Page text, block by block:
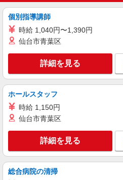
個別指導講師
時給 1,040円〜1,390円
仙台市青葉区
詳細を見る
ホールスタッフ
時給 1,150円
仙台市青葉区
詳細を見る
総合病院の清掃